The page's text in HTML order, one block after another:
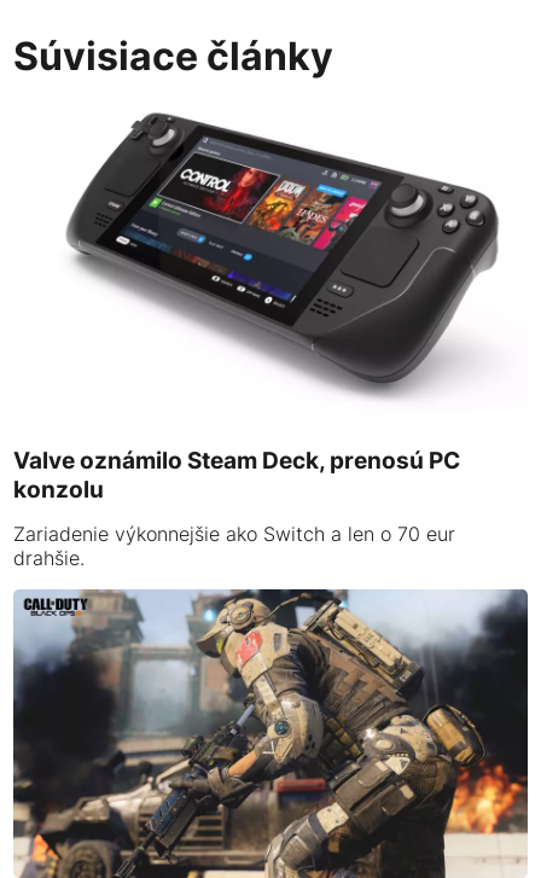
Súvisiace články
Valve oznámilo Steam Deck, prenosú PC
konzolu
Zariadenie výkonnejšie ako Switch a len o 70 eur
drahšie.